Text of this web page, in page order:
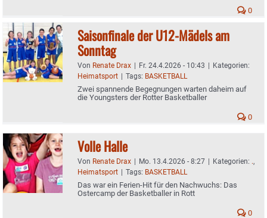
0
Saisonfinale der U12-Mädels am
Sonntag
Von Renate Drax | Fr. 24.4.2026 - 10:43 | Kategorien:
Heimatsport | Tags: BASKETBALL
Zwei spannende Begegnungen warten daheim auf
die Youngsters der Rotter Basketballer
0
Volle Halle
Von Renate Drax | Mo. 13.4.2026 - 8:27 | Kategorien: .,
Heimatsport | Tags: BASKETBALL
Das war ein Ferien-Hit für den Nachwuchs: Das
Ostercamp der Basketballer in Rott
0